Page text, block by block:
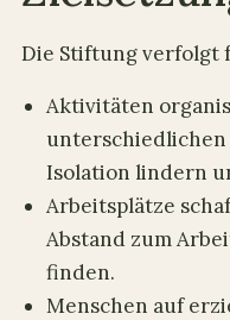
Die Stiftung verfolgt
Aktivitäten
unterschiedlichen
Isolation lindern
Arbeitsplätze
Abstand zum
finden.
Menschen auf